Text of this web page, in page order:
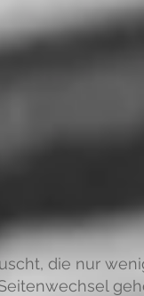
die nur